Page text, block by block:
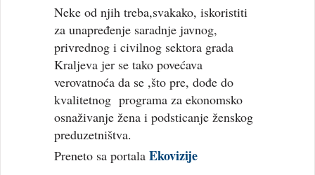
Neke od njih treba,svakako, iskoristiti
za unapređenje saradnje javnog,
privrednog i civilnog sektora grada
Kraljeva jer se tako povećava
verovatnoća da se ,što pre, dođe do
kvalitetnog programa za ekonomsko
osnaživanje žena i podsticanje ženskog
preduzetništva.
Preneto sa portalaEkovizije